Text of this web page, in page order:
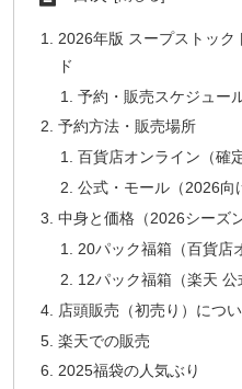
2026年版 スープストック
ド
予約・販売スケジュー
予約方法・販売場所
百貨店オンライン（確
公式・モール（2026向
中身と価格（2026シーズン
20パック福箱（百貨店
12パック福箱（楽天 公
店頭販売（初売り）につ
楽天での販売
2025福袋の人気ぶり